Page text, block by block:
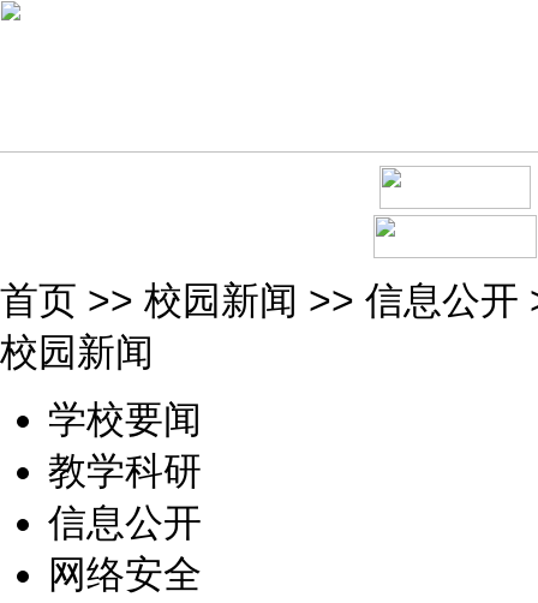
首页 >> 校园新闻 >> 信息公开
校园新闻
学校要闻
教学科研
信息公开
网络安全